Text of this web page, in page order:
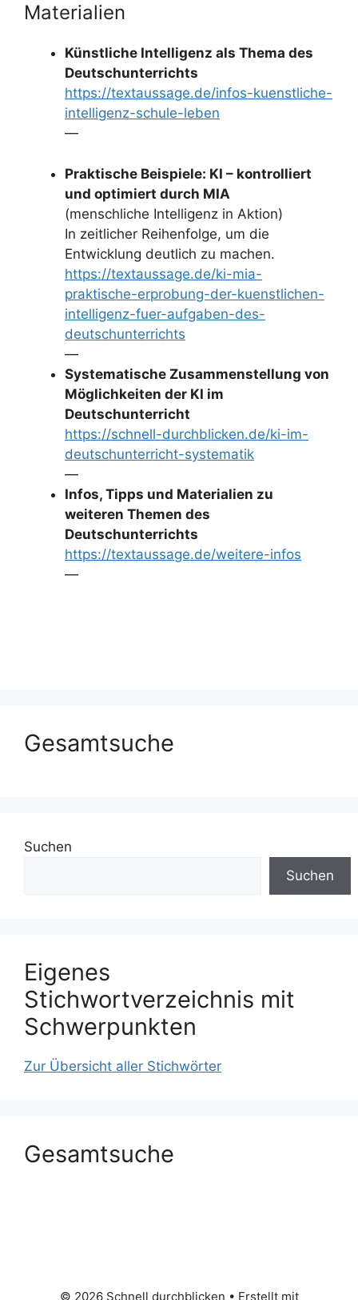
Materialien
Künstliche Intelligenz als Thema des
Deutschunterrichts
https://textaussage.de/infos-kuenstliche-
intelligenz-schule-leben
—
Praktische Beispiele: KI – kontrolliert
und optimiert durch MIA
(menschliche Intelligenz in Aktion)
In zeitlicher Reihenfolge, um die
Entwicklung deutlich zu machen.
https://textaussage.de/ki-mia-
praktische-erprobung-der-kuenstlichen-
intelligenz-fuer-aufgaben-des-
deutschunterrichts
—
Systematische Zusammenstellung von
Möglichkeiten der KI im
Deutschunterricht
https://schnell-durchblicken.de/ki-im-
deutschunterricht-systematik
—
Infos, Tipps und Materialien zu
weiteren Themen des
Deutschunterrichts
https://textaussage.de/weitere-infos
—
Gesamtsuche
Suchen
Suchen
Eigenes
Stichwortverzeichnis mit
Schwerpunkten
Zur Übersicht aller Stichwörter
Gesamtsuche
© 2026 Schnell durchblicken • Erstellt mit